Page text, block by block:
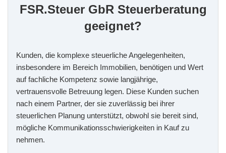
FSR.Steuer GbR Steuerberatung
geeignet?
Kunden, die komplexe steuerliche Angelegenheiten,
insbesondere im Bereich Immobilien, benötigen und Wert
auf fachliche Kompetenz sowie langjährige,
vertrauensvolle Betreuung legen. Diese Kunden suchen
nach einem Partner, der sie zuverlässig bei ihrer
steuerlichen Planung unterstützt, obwohl sie bereit sind,
mögliche Kommunikationsschwierigkeiten in Kauf zu
nehmen.